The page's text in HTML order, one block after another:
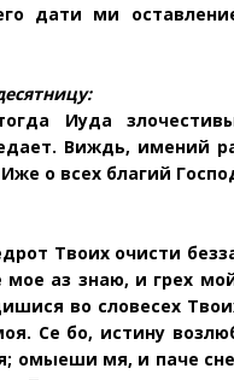
дати ми
Иуда
Виждь, имений
о всех благий
Твоих очисти
мое аз знаю, и грех
во словесех
Се бо, истину
мя, и паче